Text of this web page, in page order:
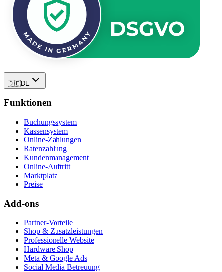
🇩🇪DE
Funktionen
Buchungssystem
Kassensystem
Online-Zahlungen
Ratenzahlung
Kundenmanagement
Online-Auftritt
Marktplatz
Preise
Add-ons
Partner-Vorteile
Shop & Zusatzleistungen
Professionelle Website
Hardware Shop
Meta & Google Ads
Social Media Betreuung